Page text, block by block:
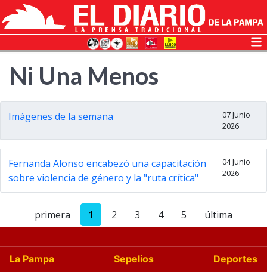
Ni Una Menos
Imágenes de la semana
07 Junio
2026
Fernanda Alonso encabezó una capacitación
sobre violencia de género y la "ruta crítica"
04 Junio
2026
primera 1 2 3 4 5 última
La Pampa Sepelios
Deportes